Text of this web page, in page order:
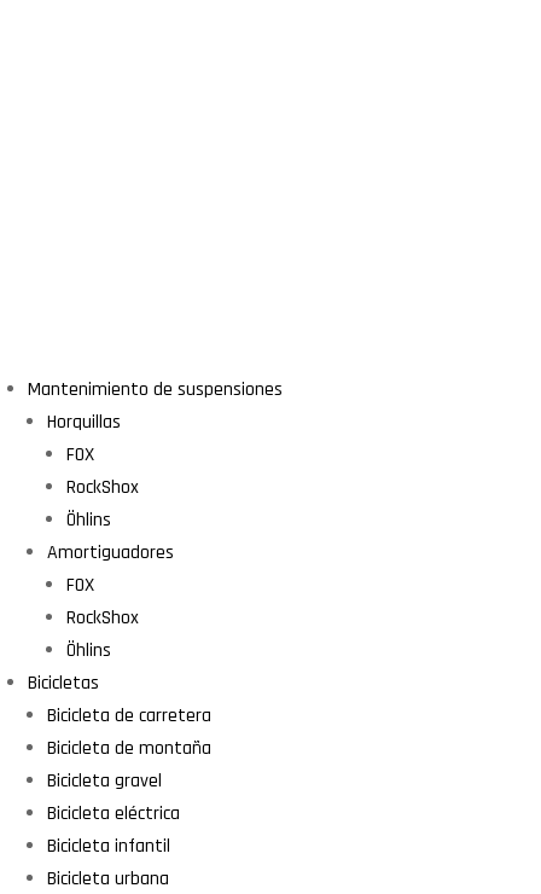
Mantenimiento de suspensiones
Horquillas
FOX
RockShox
Öhlins
Amortiguadores
FOX
RockShox
Öhlins
Bicicletas
Bicicleta de carretera
Bicicleta de montaña
Bicicleta gravel
Bicicleta eléctrica
Bicicleta infantil
Bicicleta urbana